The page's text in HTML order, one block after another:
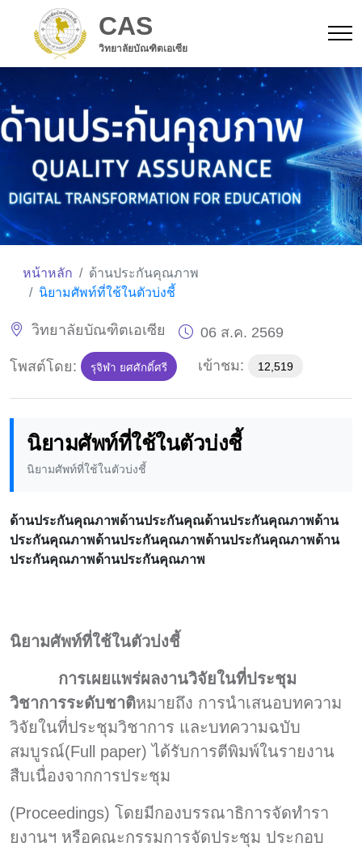
CAS
วิทยาลัยบัณฑิตเอเซีย
หน้าหลัก
ด้านประกันคุณภาพ
นิยามศัพท์ที่ใช้ในตัวบ่งชี้
วิทยาลัยบัณฑิตเอเซีย 06 ส.ค. 2569
โพสต์โดย: รุจิฬา ยศศักดิ์ศรี เข้าชม: 12,519
นิยามศัพท์ที่ใช้ในตัวบ่งชี้
นิยามศัพท์ที่ใช้ในตัวบ่งชี้
ด้านประกันคุณภาพด้านประกันคุณด้านประกันคุณภาพด้าน
ประกันคุณภาพด้านประกันคุณภาพด้านประกันคุณภาพด้าน
ประกันคุณภาพด้านประกันคุณภาพ
นิยามศัพท์ที่ใช้ในตัวบ่งชี้
การเผยแพร่ผลงานวิจัยในที่ประชุม
วิชาการระดับชาติหมายถึง การนำเสนอบทความ
วิจัยในที่ประชุมวิชาการ และบทความฉบับ
สมบูรณ์(Full paper) ได้รับการตีพิมพ์ในรายงาน
สืบเนื่องจากการประชุม
(Proceedings) โดยมีกองบรรณาธิการจัดทำรา
ยงานฯ หรือคณะกรรมการจัดประชุม ประกอบ